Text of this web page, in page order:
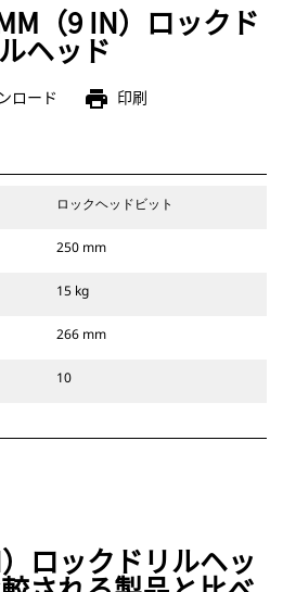
（9 IN）ロックド
ヘッド
ロード print 印刷
ロックヘッドビット
250 mm
15 kg
266 mm
10
ロックドリルヘッ